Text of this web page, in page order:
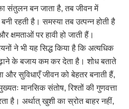
संतुलन बन जाता है, तब जीवन में
रहती है। समस्या तब उत्पन्न होती है
क्षमताओं पर हावी हो जाती हैं।
ने भी यह सिद्ध किया है कि अत्यधिक
के बजाय कम कर देता है। शोध बताते
और सुविधाएँ जीवन को बेहतर बनाती हैं,
मानसिक संतोष, रिश्तों की गुणवत्ता
है। अर्थात् खुशी का स्रोत बाहर नहीं,